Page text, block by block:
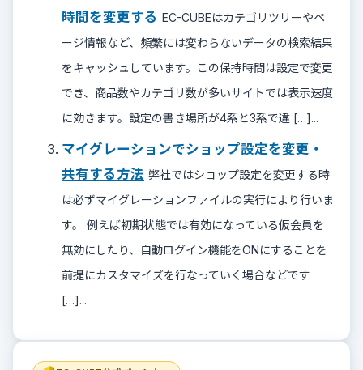
時間を変更する EC-CUBEはカテゴリツリーやペ
ージ情報など、頻繁には変わらないデータの検索結果
をキャッシュしています。この保持時間は設定で変更
でき、商品数やカテゴリ数が多いサイトでは表示速度
に効きます。設定の書き場所が4系と3系で違 […]...
マイグレーションでショップ設定を変更・
共有する方法 弊社ではショップ設定を変更する時
は必ずマイグレーションファイルの実行により行いま
す。 例えば初期状態では有効になっている仮会員を
無効にしたり、自動ログイン機能をONにすることを
前提にカスタマイズを行なっていく場合などです
[…]...